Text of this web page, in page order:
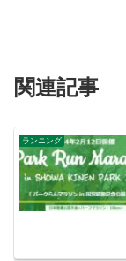
関連記事
ランニング